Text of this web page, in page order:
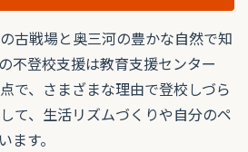
古戦場と奥三河の豊かな自然で知
不登校支援は教育支援センター
で、さまざまな理由で登校しづら
て、生活リズムづくりや自分のペ
ます。